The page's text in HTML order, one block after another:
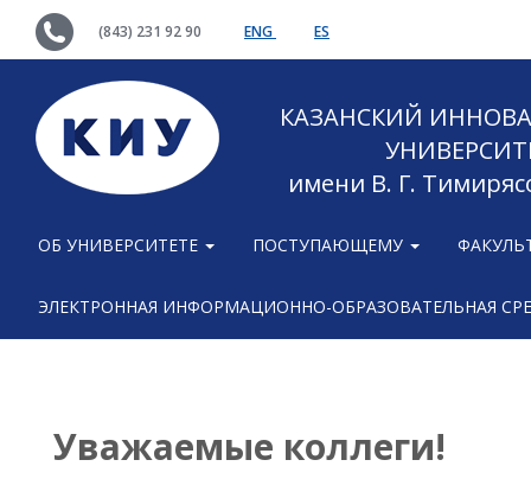
(843) 231 92 90 ENG ES
КАЗАНСКИЙ
имени В. Г.
ОБ УНИВЕРСИТЕТЕ ПОСТУПАЮЩЕМУ
ЭЛЕКТРОННАЯ ИНФОРМАЦИОННО-ОБРАЗОВАТЕЛЬНАЯ
Уважаемые коллеги!